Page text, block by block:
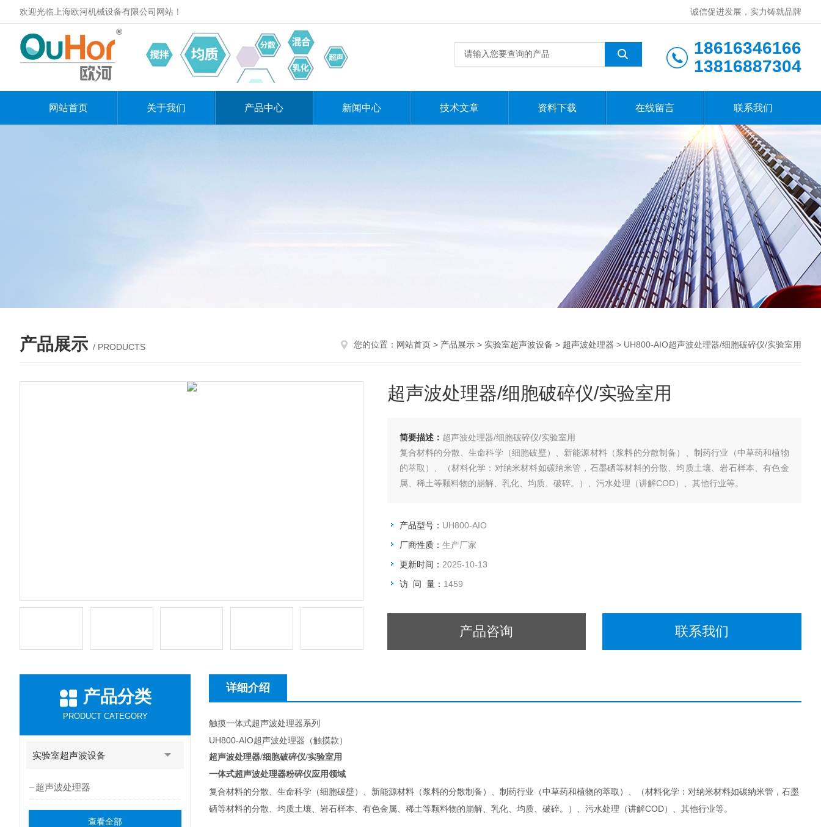
欢迎光临上海欧河机械设备有限公司网站！ 诚信促进发展，实力铸就品牌
18616346166
13816887304
网站首页 关于我们 产品中心 新闻中心 技术文章 资料下载 在线留言 联系我们
产品展示 / PRODUCTS 您的位置： 网站首页 > 产品展示 > 实验室超声波设备 > 超声波处理器 > UH800-AIO超声波处理器/细胞破碎仪/实验室用
超声波处理器/细胞破碎仪/实验室用
简要描述： 超声波处理器/细胞破碎仪/实验室用
复合材料的分散、生命科学（细胞破壁）、新能源材料（浆料的分散制备）、制药行业（中草药和植物
的萃取）、（材料化学：对纳米材料如碳纳米管，石墨硒等材料的分散、均质土壤、岩石样本、有色金
属、稀土等颗料物的崩解、乳化、均质、破碎。）、污水处理（讲解COD）、其他行业等。
产品型号： UH800-AIO
厂商性质： 生产厂家
更新时间： 2025-10-13
访 问 量： 1459
产品咨询 联系我们
产品分类
PRODUCT CATEGORY
实验室超声波设备
超声波处理器
查看全部
详细介绍
触摸一体式超声波处理器系列
UH800-AIO超声波处理器（触摸款）
超声波处理器/细胞破碎仪/实验室用
一体式超声波处理器粉碎仪应用领域
复合材料的分散、生命科学（细胞破壁）、新能源材料（浆料的分散制备）、制药行业（中草药和植物的萃取）、（材料化学：对纳米材料如碳纳米管，石墨
硒等材料的分散、均质土壤、岩石样本、有色金属、稀土等颗料物的崩解、乳化、均质、破碎。）、污水处理（讲解COD）、其他行业等。